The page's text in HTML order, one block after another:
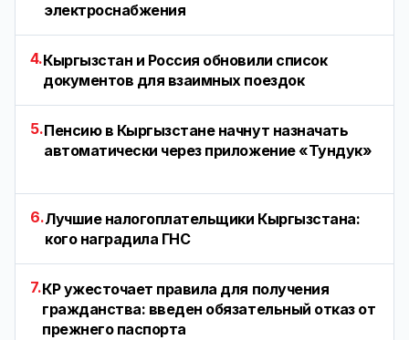
электроснабжения
4.Кыргызстан и Россия обновили список
документов для взаимных поездок
5.Пенсию в Кыргызстане начнут назначать
автоматически через приложение «Тундук»
6.Лучшие налогоплательщики Кыргызстана:
кого наградила ГНС
7.КР ужесточает правила для получения
гражданства: введен обязательный отказ от
прежнего паспорта